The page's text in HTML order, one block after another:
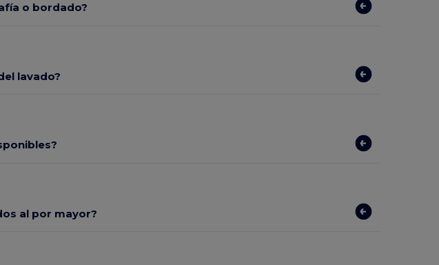
o bordado?
lavado?
al por mayor?